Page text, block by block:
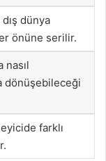
dünya
önüne serilir.
nasıl
dönüşebileceği
farklı